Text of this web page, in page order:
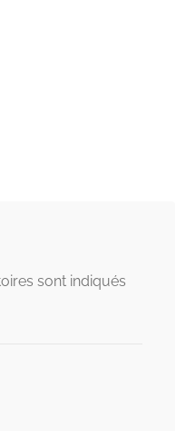
sont indiqués